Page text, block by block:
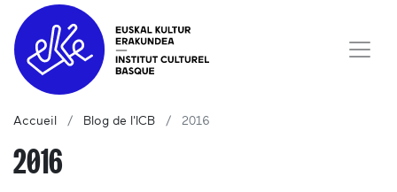
Accueil Blog de l'ICB 2016
2016